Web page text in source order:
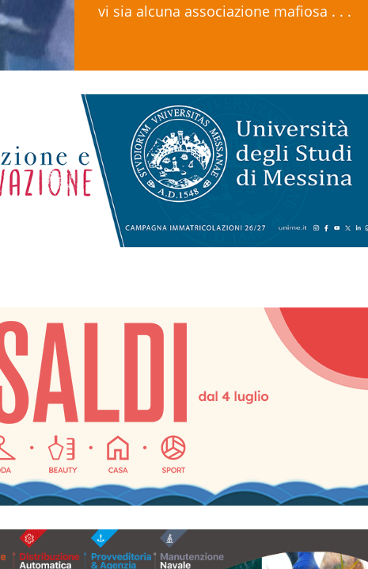
vi sia alcuna associazione mafiosa . . .